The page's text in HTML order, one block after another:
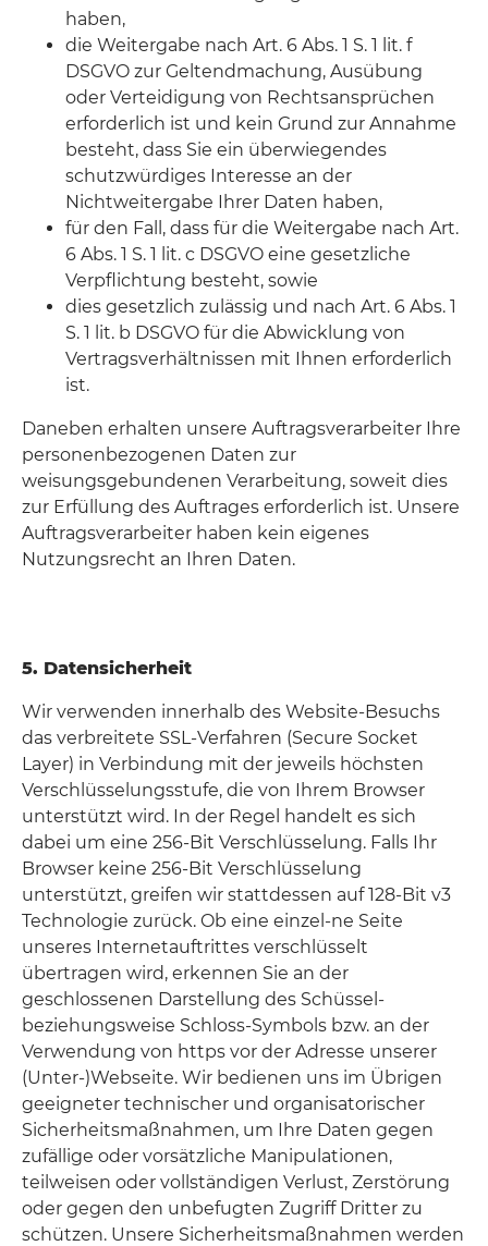
haben,
die Weitergabe nach Art. 6 Abs. 1 S. 1 lit. f
DSGVO zur Geltendmachung, Ausübung
oder Verteidigung von Rechtsansprüchen
erforderlich ist und kein Grund zur Annahme
besteht, dass Sie ein überwiegendes
schutzwürdiges Interesse an der
Nichtweitergabe Ihrer Daten haben,
für den Fall, dass für die Weitergabe nach Art.
6 Abs. 1 S. 1 lit. c DSGVO eine gesetzliche
Verpflichtung besteht, sowie
dies gesetzlich zulässig und nach Art. 6 Abs. 1
S. 1 lit. b DSGVO für die Abwicklung von
Vertragsverhältnissen mit Ihnen erforderlich
ist.
Daneben erhalten unsere Auftragsverarbeiter Ihre
personenbezogenen Daten zur
weisungsgebundenen Verarbeitung, soweit dies
zur Erfüllung des Auftrages erforderlich ist. Unsere
Auftragsverarbeiter haben kein eigenes
Nutzungsrecht an Ihren Daten.
5. Datensicherheit
Wir verwenden innerhalb des Website-Besuchs
das verbreitete SSL-Verfahren (Secure Socket
Layer) in Verbindung mit der jeweils höchsten
Verschlüsselungsstufe, die von Ihrem Browser
unterstützt wird. In der Regel handelt es sich
dabei um eine 256-Bit Verschlüsselung. Falls Ihr
Browser keine 256-Bit Verschlüsselung
unterstützt, greifen wir stattdessen auf 128-Bit v3
Technologie zurück. Ob eine einzel-ne Seite
unseres Internetauftrittes verschlüsselt
übertragen wird, erkennen Sie an der
geschlossenen Darstellung des Schüssel-
beziehungsweise Schloss-Symbols bzw. an der
Verwendung von https vor der Adresse unserer
(Unter-)Webseite. Wir bedienen uns im Übrigen
geeigneter technischer und organisatorischer
Sicherheitsmaßnahmen, um Ihre Daten gegen
zufällige oder vorsätzliche Manipulationen,
teilweisen oder vollständigen Verlust, Zerstörung
oder gegen den unbefugten Zugriff Dritter zu
schützen. Unsere Sicherheitsmaßnahmen werden